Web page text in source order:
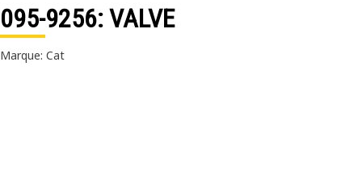
095-9256: VALVE
Marque: Cat